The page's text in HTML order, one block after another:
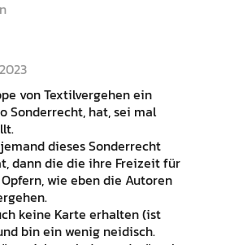
von Textilvergehen ein
Sonderrecht, hat, sei mal
dieses Sonderrecht
dann die die ihre Freizeit für
wie eben die Autoren
keine Karte erhalten (ist
bin ein wenig neidisch.